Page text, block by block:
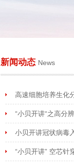
新闻动态 News
高速细胞培养生化
“小贝开讲“之高分
小贝开讲冠状病毒
“小贝开讲” 空芯针